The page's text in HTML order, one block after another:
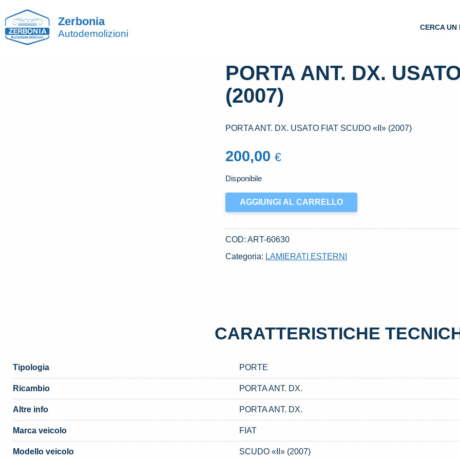
Zerbonia
Autodemolizioni
CERCA UN
PORTA ANT. DX.
(2007)
PORTA ANT. DX. USATO FIAT SCUDO «II» (2007)
200,00€
Disponibile
PORTA
ANT.
USATO
SCUDO
AGGIUNGI AL CARRELLO
COD:ART-60630
Categoria: LAMIERATI ESTERNI
CARATTERISTICHE
Tipologia PORTE
Ricambio PORTA ANT. DX.
Altre info PORTA ANT. DX.
Marca veicolo FIAT
Modello veicolo SCUDO «II» (2007)